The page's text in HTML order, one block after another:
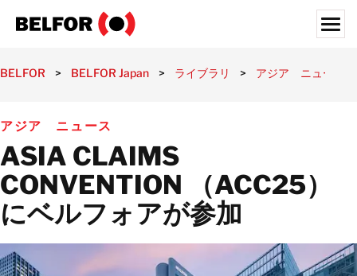
サービスの内容
対象業界
ライブラリ
採用情報
BELFORについて
BELFOR > BELFOR Japan > ライブラリ > アジア ニュース
アジア ニュース
ASIA CLAIMS
CONVENTION （ACC25）
にベルフォアが参加